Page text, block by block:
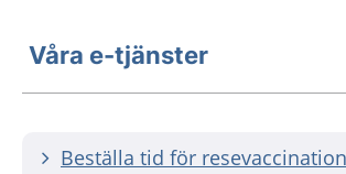
Våra e-tjänster
Beställa tid för resevaccination